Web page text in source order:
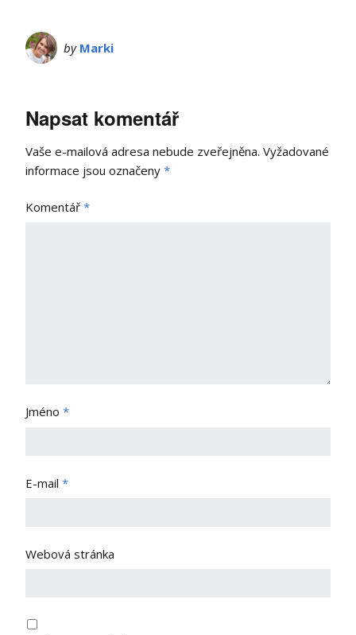
by Marki
Napsat komentář
Vaše e-mailová adresa nebude zveřejněna. Vyžadované
informace jsou označeny *
Komentář *
Jméno *
E-mail *
Webová stránka